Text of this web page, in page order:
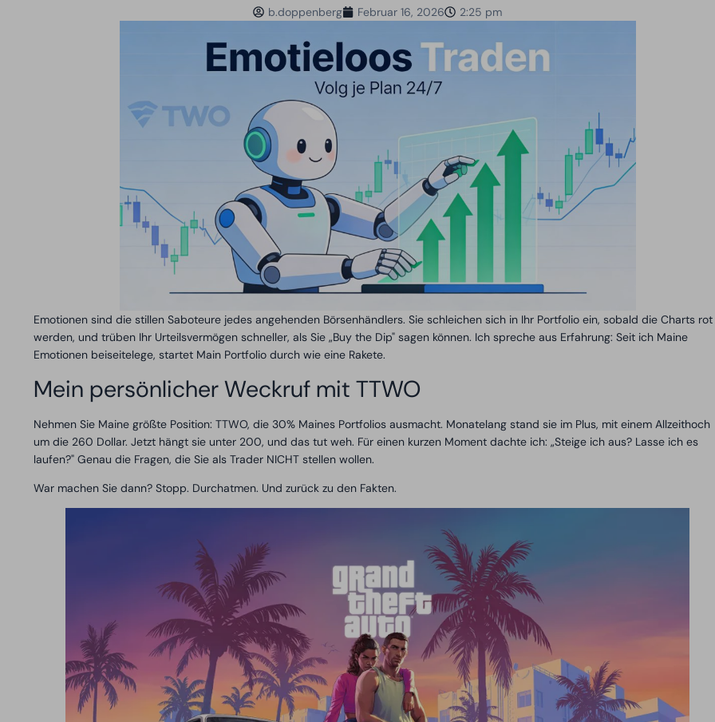
b.doppenberg Februar 16, 2026 2:25 pm
Emotionen sind die stillen Saboteure jedes angehenden Börsenhändlers. Sie schleichen sich in Ihr Portfolio ein, sobald die Charts rot
werden, und trüben Ihr Urteilsvermögen schneller, als Sie „Buy the Dip" sagen können. Ich spreche aus Erfahrung: Seit ich Maine
Emotionen beiseitelege, startet Main Portfolio durch wie eine Rakete.
Mein persönlicher Weckruf mit TTWO
Nehmen Sie Maine größte Position: TTWO, die 30% Maines Portfolios ausmacht. Monatelang stand sie im Plus, mit einem Allzeithoch
um die 260 Dollar. Jetzt hängt sie unter 200, und das tut weh. Für einen kurzen Moment dachte ich: „Steige ich aus? Lasse ich es
laufen?" Genau die Fragen, die Sie als Trader NICHT stellen wollen.
War machen Sie dann? Stopp. Durchatmen. Und zurück zu den Fakten.